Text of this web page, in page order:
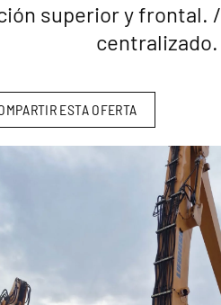
superior y frontal. /
centralizado.
ESTA OFERTA